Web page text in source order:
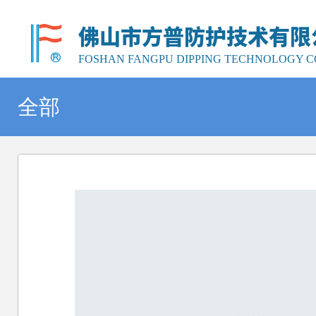
佛山市方普防护技术有限
FOSHAN FANGPU DIPPING TECHNOLOGY
全部